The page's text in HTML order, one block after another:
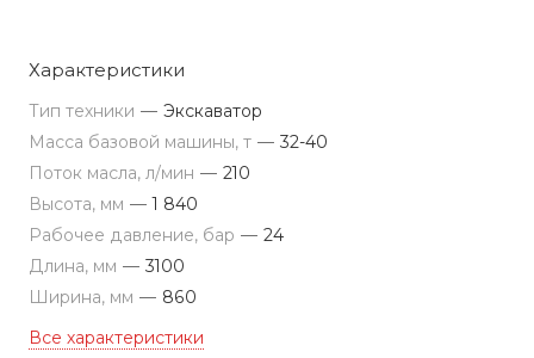
Характеристики
Тип техники — Экскаватор
Масса базовой машины, т — 32-40
Поток масла, л/мин — 210
Высота, мм — 1 840
Рабочее давление, бар — 24
Длина, мм — 3100
Ширина, мм — 860
Все характеристики